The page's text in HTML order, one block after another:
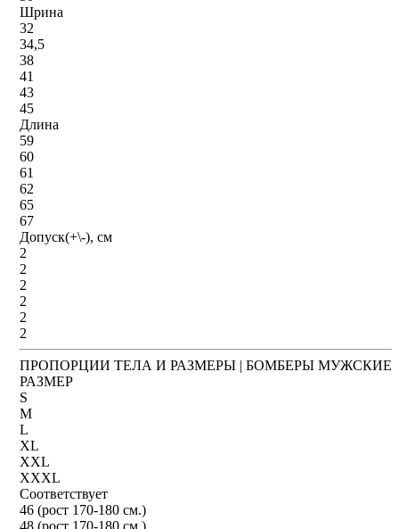
Шрина
32
34,5
38
41
43
45
Длина
59
60
61
62
65
67
Допуск(+\-), см
2
2
2
2
2
2
ПРОПОРЦИИ ТЕЛА И РАЗМЕРЫ | БОМБЕРЫ МУЖСКИЕ
РАЗМЕР
S
M
L
XL
XXL
XXXL
Соответствует
46 (рост 170-180 см.)
48 (рост 170-180 см.)